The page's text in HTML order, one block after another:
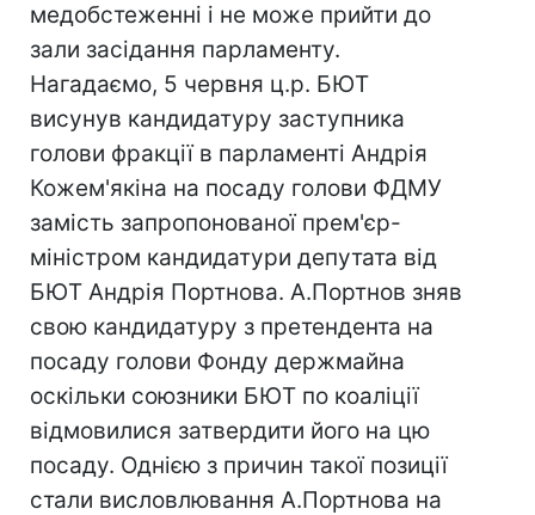
медобстеженні і не може прийти до
зали засідання парламенту.
Нагадаємо, 5 червня ц.р. БЮТ
висунув кандидатуру заступника
голови фракції в парламенті Андрія
Кожем'якіна на посаду голови ФДМУ
замість запропонованої прем'єр-
міністром кандидатури депутата від
БЮТ Андрія Портнова. А.Портнов зняв
свою кандидатуру з претендента на
посаду голови Фонду держмайна
оскільки союзники БЮТ по коаліції
відмовилися затвердити його на цю
посаду. Однією з причин такої позиції
стали висловлювання А.Портнова на